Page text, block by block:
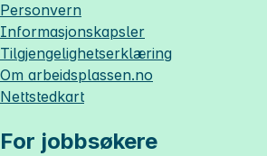
Personvern
Informasjonskapsler
Tilgjengelighetserklæring
Om arbeidsplassen.no
Nettstedkart
For jobbsøkere